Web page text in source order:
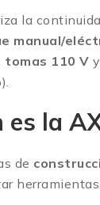
la
manual/
tomas 110 V y
es la
de